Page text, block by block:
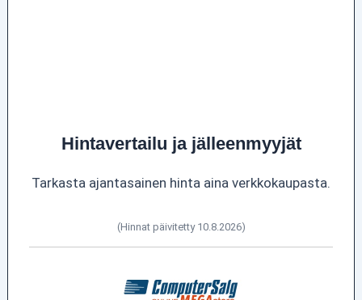
Hintavertailu ja jälleenmyyjät
Tarkasta ajantasainen hinta aina verkkokaupasta.
(Hinnat päivitetty 10.8.2026)